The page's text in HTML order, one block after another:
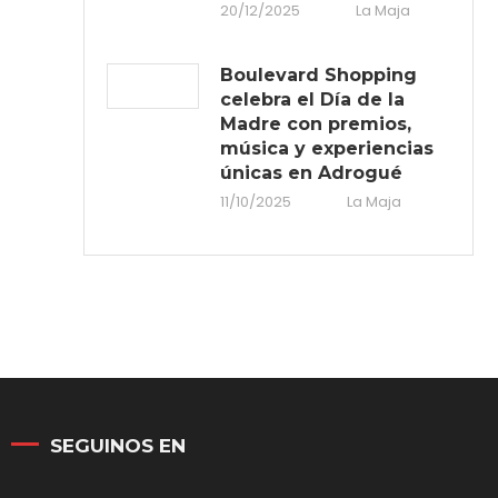
20/12/2025
La Maja
Boulevard Shopping
celebra el Día de la
Madre con premios,
música y experiencias
únicas en Adrogué
11/10/2025
La Maja
SEGUINOS EN